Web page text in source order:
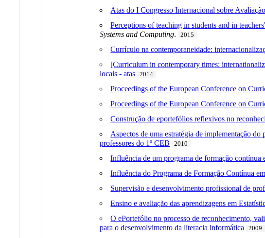
Atas do I Congresso Internacional sobre
Perceptions of teaching in students and in
Systems and Computing. 2015
Currículo na contemporaneidade:
[Curriculum in contemporary times:
locais - atas
2014
Proceedings of the European Conference on
Proceedings of the European Conference on
Construção de eportefólios reflexivos no
Aspectos de uma estratégia de implementação
professores do 1º CEB
2010
Influência de um programa de formação
Influência do Programa de Formação Contínua
Supervisão e desenvolvimento profissional de
Ensino e avaliação das aprendizagens em
O ePortefólio no processo de reconhecimento,
para o desenvolvimento da literacia informática
2009